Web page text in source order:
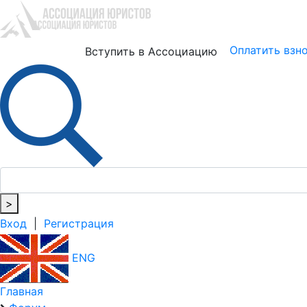
Вступить в Ассоциацию Оплатить
>
Вход
Регистрация
ENG
Главная